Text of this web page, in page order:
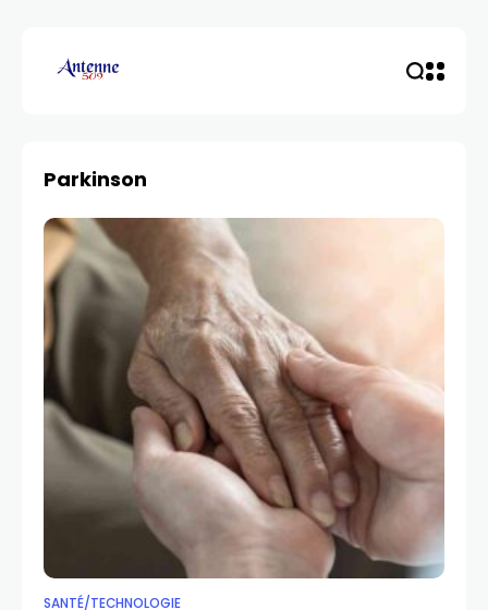
Parkinson
SANTÉ/TECHNOLOGIE